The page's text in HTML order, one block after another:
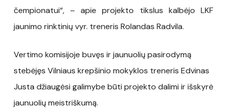
čempionatui“, – apie projekto tikslus kalbėjo LKF
jaunimo rinktinių vyr. treneris Rolandas Radvila.
Vertimo komisijoje buvęs ir jaunuolių pasirodymą
stebėjęs Vilniaus krepšinio mokyklos treneris Edvinas
Justa džiaugėsi galimybe būti projekto dalimi ir išskyrė
jaunuolių meistriškumą.